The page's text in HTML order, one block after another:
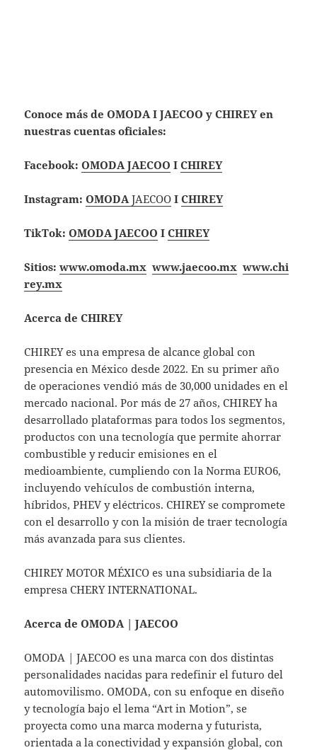
Conoce más de OMODA I JAECOO y CHIREY en
nuestras cuentas oficiales:
Facebook:OMODA JAECOO ICHIREY
Instagram:OMODA JAECOO ICHIREY
TikTok:OMODA JAECOO ICHIREY
Sitios: www.omoda.mx www.jaecoo.mx www.chi
rey.mx
Acerca de CHIREY
CHIREY es una empresa de alcance global con
presencia en México desde 2022. En su primer año
de operaciones vendió más de 30,000 unidades en el
mercado nacional. Por más de 27 años, CHIREY ha
desarrollado plataformas para todos los segmentos,
productos con una tecnología que permite ahorrar
combustible y reducir emisiones en el
medioambiente, cumpliendo con la Norma EURO6,
incluyendo vehículos de combustión interna,
híbridos, PHEV y eléctricos. CHIREY se compromete
con el desarrollo y con la misión de traer tecnología
más avanzada para sus clientes.
CHIREY MOTOR MÉXICO es una subsidiaria de la
empresa CHERY INTERNATIONAL.
Acerca de OMODA | JAECOO
OMODA | JAECOO es una marca con dos distintas
personalidades nacidas para redefinir el futuro del
automovilismo. OMODA, con su enfoque en diseño
y tecnología bajo el lema “Art in Motion”, se
proyecta como una marca moderna y futurista,
orientada a la conectividad y expansión global, con